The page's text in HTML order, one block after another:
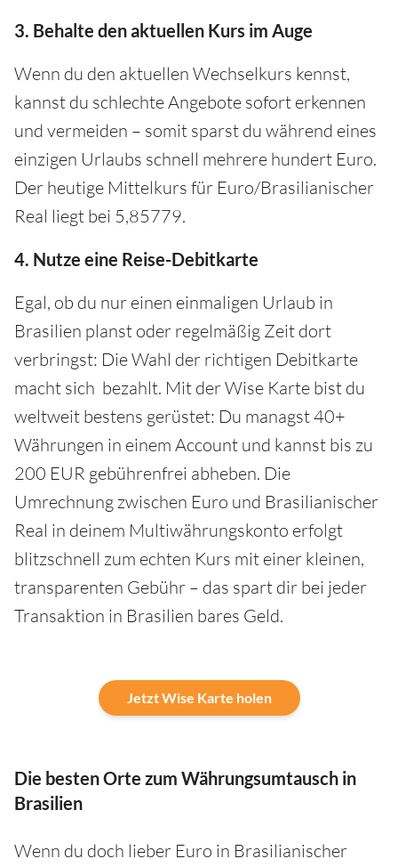
3. Behalte den aktuellen Kurs im Auge
Wenn du den aktuellen Wechselkurs kennst,
kannst du schlechte Angebote sofort erkennen
und vermeiden – somit sparst du während eines
einzigen Urlaubs schnell mehrere hundert Euro.
Der heutige Mittelkurs für Euro/Brasilianischer
Real liegt bei 5,85779.
4. Nutze eine Reise-Debitkarte
Egal, ob du nur einen einmaligen Urlaub in
Brasilien planst oder regelmäßig Zeit dort
verbringst: Die Wahl der richtigen Debitkarte
macht sich bezahlt. Mit der Wise Karte bist du
weltweit bestens gerüstet: Du managst 40+
Währungen in einem Account und kannst bis zu
200 EUR gebührenfrei abheben. Die
Umrechnung zwischen Euro und Brasilianischer
Real in deinem Multiwährungskonto erfolgt
blitzschnell zum echten Kurs mit einer kleinen,
transparenten Gebühr – das spart dir bei jeder
Transaktion in Brasilien bares Geld.
Jetzt Wise Karte holen
Die besten Orte zum Währungsumtausch in
Brasilien
Wenn du doch lieber Euro in Brasilianischer